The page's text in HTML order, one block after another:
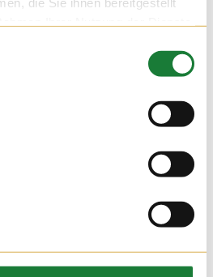
dem Hof Hatke die Klassen 4
Schüler der Förderschule wurde die
Stationsarbeit, bei der sie